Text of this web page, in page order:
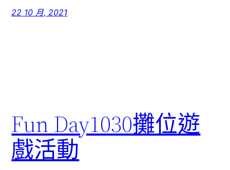
22 10 月, 2021
Fun Day1030攤位遊
戲活動